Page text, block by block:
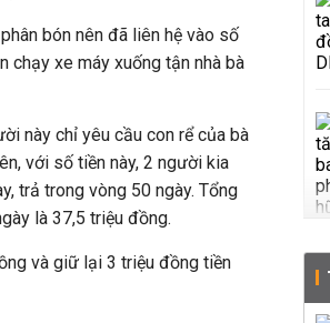
bón nên đã liên hệ vào số
chạy xe máy xuống tận nhà bà
này chỉ yêu cầu con rể của bà
với số tiền này, 2 người kia
trả trong vòng 50 ngày. Tổng
là 37,5 triệu đồng.
và giữ lại 3 triệu đồng tiền